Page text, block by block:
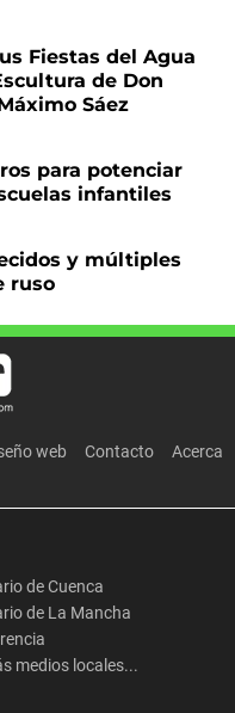
Fiestas del Agua
de Don
Sáez
para potenciar
infantiles
y múltiples
ruso
web Contacto
Acerca
de Cuenca
de La Mancha
medios locales...